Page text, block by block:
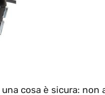
una cosa è sicura: